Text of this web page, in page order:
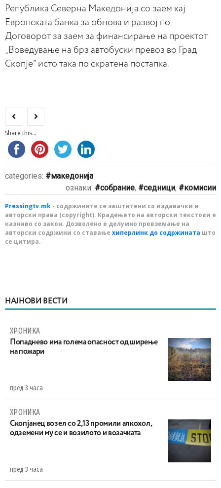
Република Северна Македонија со заем кај
Европската банка за обнова и развој по
Договорот за заем за финансирање на проектот
„Воведување на брз автобуски превоз во Град
Скопје” исто така по скратена постапка.
Share this...
categories:
македонија
ознаки:
собрание, седници, комисии
Pressingtv.mk - содржините се заштитени со издавачки и
авторски права (copyright). Крадењето на авторски текстови е
казниво со закон. Дозволено е делумно превземање на
авторски содржини со ставање хиперлинк до содржината што
се цитира.
НАЈНОВИ ВЕСТИ
ХРОНИКА
Попаднево има голема опасност од ширење
на пожари
пред 3 часа
ХРОНИКА
Скопјанец возел со 2,13 промили алкохол,
одземени му се и возилото и возачката
пред 3 часа